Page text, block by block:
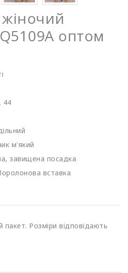
оптом
44
м'який
завищена посадка
вставка
пакет. Розміри відповідають